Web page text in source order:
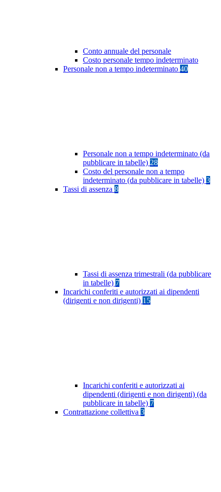
Conto annuale del personale
Costo personale tempo indeterminato
Personale non a tempo indeterminato 40
Personale non a tempo indeterminato (da
pubblicare in tabelle) 28
Costo del personale non a tempo
indeterminato (da pubblicare in tabelle) 3
Tassi di assenza 8
Tassi di assenza trimestrali (da pubblicare
in tabelle) 7
Incarichi conferiti e autorizzati ai dipendenti
(dirigenti e non dirigenti) 15
Incarichi conferiti e autorizzati ai
dipendenti (dirigenti e non dirigenti) (da
pubblicare in tabelle) 7
Contrattazione collettiva 3